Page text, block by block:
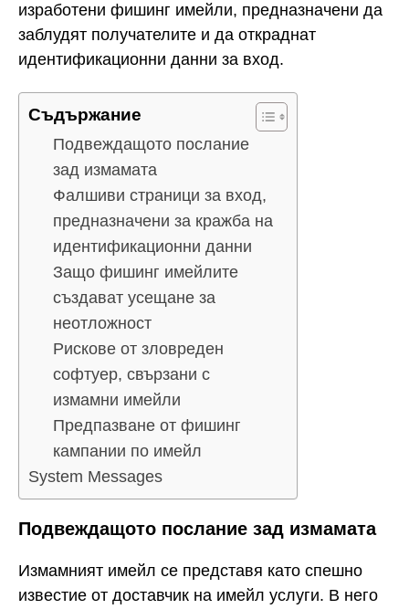
изработени фишинг имейли, предназначени да
заблудят получателите и да откраднат
идентификационни данни за вход.
Съдържание
Подвеждащото послание
зад измамата
Фалшиви страници за вход,
предназначени за кражба на
идентификационни данни
Защо фишинг имейлите
създават усещане за
неотложност
Рискове от зловреден
софтуер, свързани с
измамни имейли
Предпазване от фишинг
кампании по имейл
System Messages
Подвеждащото послание зад измамата
Измамният имейл се представя като спешно
известие от доставчик на имейл услуги. В него